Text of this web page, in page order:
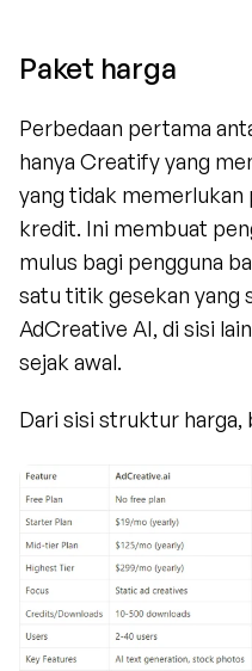
Paket harga
Perbedaan pertama
hanya Creatify yang
yang tidak
kredit. Ini membuat
mulus bagi pengguna
satu titik gesekan yang
AdCreative AI, di sisi
sejak awal.
Dari sisi struktur harga,